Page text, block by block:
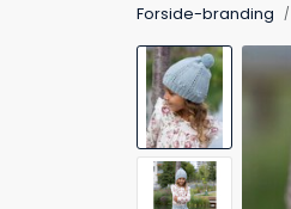
Forside-branding